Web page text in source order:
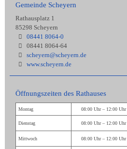
Gemeinde Scheyern
Rathausplatz 1
85298 Scheyern
08441 8064-0
08441 8064-64
scheyern@scheyern.de
www.scheyern.de
Öffnungszeiten des Rathauses
Montag 08:00 Uhr – 12:00 Uhr
Dienstag 08:00 Uhr – 12:00 Uhr
Mittwoch 08:00 Uhr – 12:00 Uhr